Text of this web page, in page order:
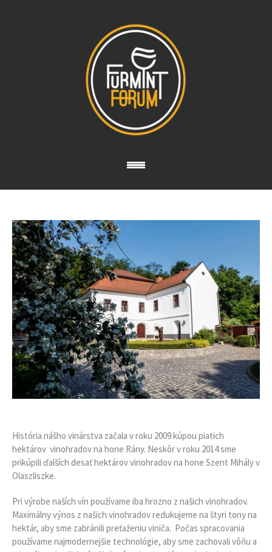
História nášho vinárstva začala v roku 2009 kúpou piatich
hektárov vinohradov na hone Rány. Neskôr v roku 2014 sme
prikúpili ďalších desať hektárov vinohradov na hone Szent Mihály v
Olaszliszke.
Pri výrobe naších vín používame iba hrozno z našich vinohradov.
Maximálny výnos z našich vinohradov redukujeme na štyri tony na
hektár, aby sme zabránili preťaženiu viniča. Počas spracovania
používame najmodernejšie technológie, aby sme zachovali vôňu a